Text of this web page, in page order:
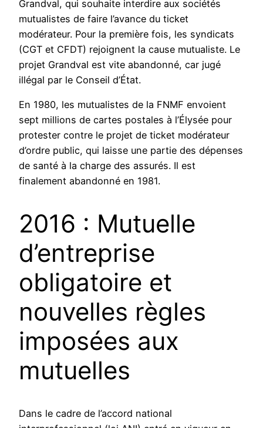
Grandval, qui souhaite interdire aux sociétés
mutualistes de faire l’avance du ticket
modérateur. Pour la première fois, les syndicats
(CGT et CFDT) rejoignent la cause mutualiste. Le
projet Grandval est vite abandonné, car jugé
illégal par le Conseil d’État.
En 1980, les mutualistes de la FNMF envoient
sept millions de cartes postales à l’Élysée pour
protester contre le projet de ticket modérateur
d’ordre public, qui laisse une partie des dépenses
de santé à la charge des assurés. Il est
finalement abandonné en 1981.
2016 : Mutuelle
d’entreprise
obligatoire et
nouvelles règles
imposées aux
mutuelles
Dans le cadre de l’accord national